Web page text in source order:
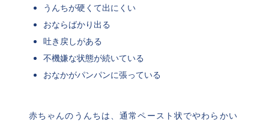
うんちが硬くて出にくい
おならばかり出る
吐き戻しがある
不機嫌な状態が続いている
おなかがパンパンに張っている
赤ちゃんのうんちは、通常ペースト状でやわらかい